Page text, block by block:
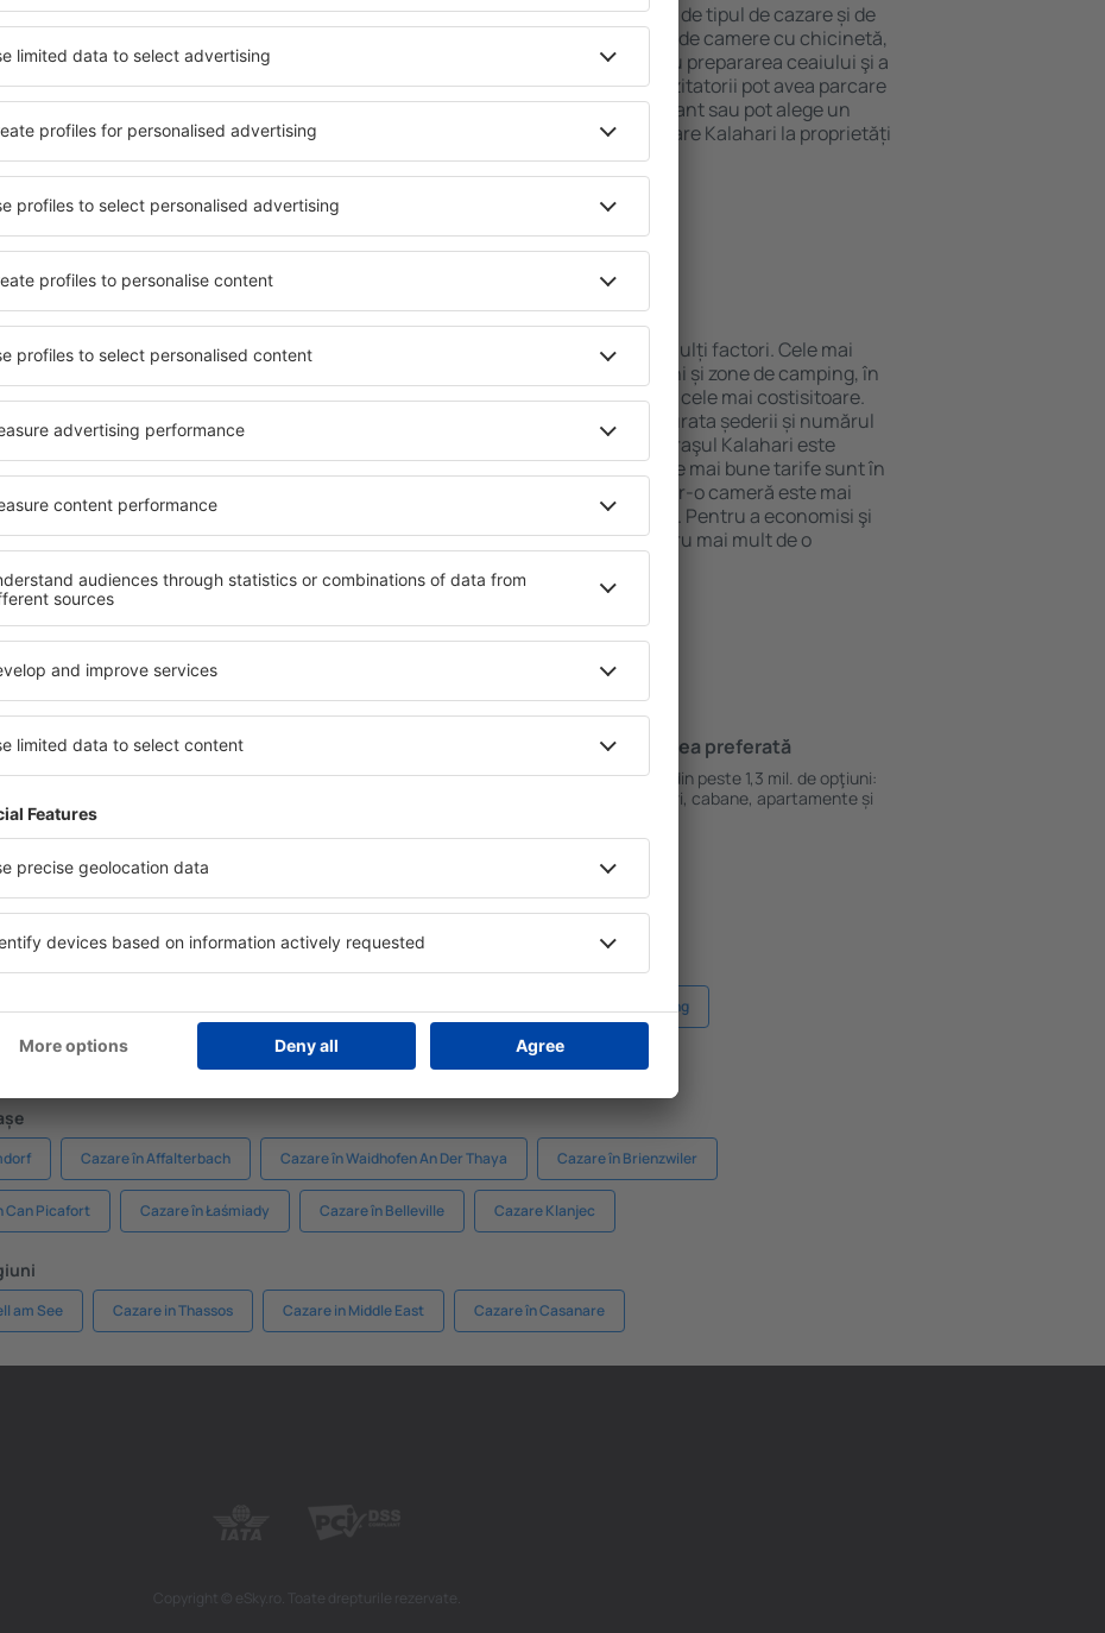
un motor de căutare.
in și check-out. După ce
de căutare va afișa
Filtrarea rezultatelor în
de stele, evaluările
și opțiunea de anulare gratuită
Astfel veți putea găsi cazare
funcție de nevoile
cazare sau un pachet
Facilitățile proprietăţilor Kalahari depind de tipul de cazare și de
numărul de stele. Oaspeții pot beneficia de camere cu chicinetă,
balcon, aer condiționat, ustensile pentru prepararea ceaiului şi a
cafelei, prosoape și acces la internet. Vizitatorii pot avea parcare
gratuită, pot comanda o masă la restaurant sau pot alege un
hotel cu piscină. În plus, pot rezerva cazare Kalahari la proprietăți
care oferă transport de la aeroport.
Kalahari?
pot fi făcute online. Atunci
eSky.ro, aveţi la dispoziţie
după ce ajungeți
de cazare este pregătită aşa
cameră se face printr-un
credit. Dacă renunţaţi la
rezervarea de cazare
gratuită este
de cazare.
Cât costă cazarea Kalahari?
Costul cazării Kalahari depinde de mai mulți factori. Cele mai
ieftine proprietăți includ hanuri, pensiuni și zone de camping, în
timp ce hotelurile și apartamentele sunt cele mai costisitoare.
Costul rezervării depinde de perioadă, durata șederii și numărul
de oaspeți. Când vine vorba de cazare, oraşul Kalahari este
accesibil pe tot parcursul anului, dar cele mai bune tarife sunt în
extrasezon. Dacă numărul de oaspeţi ȋntr-o cameră este mai
mare, costul pentru fiecare va fi mai mic. Pentru a economisi şi
mai mult, rezervați cazare Kalahari pentru mai mult de o
Planifică ȋn siguranţă
Rezervare fără griji cu opțiune
Prețuri atractive și oferte speciale
Cazarea preferată
Alege din peste 1,3 mil. de opţiuni:
hoteluri, cabane, apartamente și
utilizatorii eSky
Cazare Kang
Kanye Cazare în Shakawe Cazare Gweta
Cazare în Affalterbach Cazare în Waidhofen An Der Thaya Cazare în Brienzwiler
Can Picafort Cazare în Łaśmiady Cazare în Belleville Cazare Klanjec
am See Cazare in Thassos Cazare in Middle East Cazare în Casanare
Copyright © eSky.ro. Toate drepturile rezervate.